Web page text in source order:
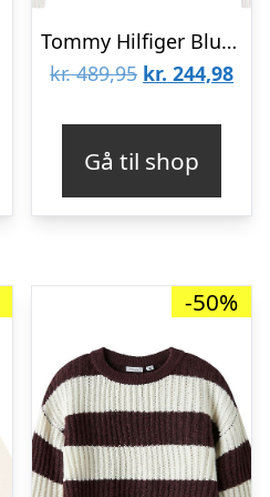
349,98.
Tommy Hilfiger Bluse – Strik – Ivory SilkWhite
kr.489,95 Den
var:
kr. 489,95.
kr. 244,98Den
kr.
Gå til shop
-50%